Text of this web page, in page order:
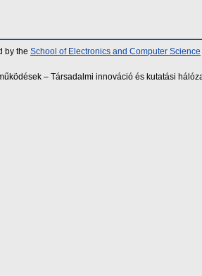
by the School of Electronics and Computer Science
– Társadalmi innováció és kutatási